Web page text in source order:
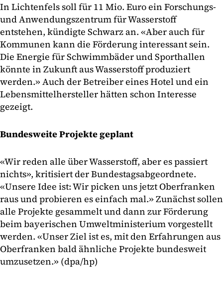
In Lichtenfels soll für 11 Mio. Euro ein Forschungs-
und Anwendungszentrum für Wasserstoff
entstehen, kündigte Schwarz an. «Aber auch für
Kommunen kann die Förderung interessant sein.
Die Energie für Schwimmbäder und Sporthallen
könnte in Zukunft aus Wasserstoff produziert
werden.» Auch der Betreiber eines Hotel und ein
Lebensmittelhersteller hätten schon Interesse
gezeigt.
Bundesweite Projekte geplant
«Wir reden alle über Wasserstoff, aber es passiert
nichts», kritisiert der Bundestagsabgeordnete.
«Unsere Idee ist: Wir picken uns jetzt Oberfranken
raus und probieren es einfach mal.» Zunächst sollen
alle Projekte gesammelt und dann zur Förderung
beim bayerischen Umweltministerium vorgestellt
werden. «Unser Ziel ist es, mit den Erfahrungen aus
Oberfranken bald ähnliche Projekte bundesweit
umzusetzen.» (dpa/hp)